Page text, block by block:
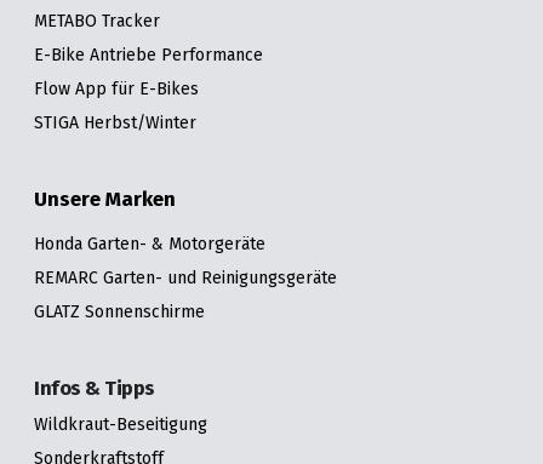
METABO Tracker
E-Bike Antriebe Performance
Flow App für E-Bikes
STIGA Herbst/Winter
Unsere Marken
Honda Garten- & Motorgeräte
REMARC Garten- und Reinigungsgeräte
GLATZ Sonnenschirme
Infos & Tipps
Wildkraut-Beseitigung
Sonderkraftstoff